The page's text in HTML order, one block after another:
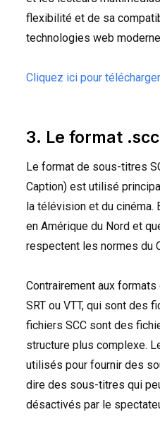
flexibilité et de sa
technologies web
Cliquez ici pour
3. Le format .scc
Le format de sous-titres
Caption) est utilisé
la télévision et du cinéma.
en Amérique du Nord et
respectent les normes du
Contrairement aux
SRTou VTT, qui sont des
fichiers SCCsont des
structure plus complexe.
utilisés pour fournir des
dire des sous-titres qui
désactivés par le